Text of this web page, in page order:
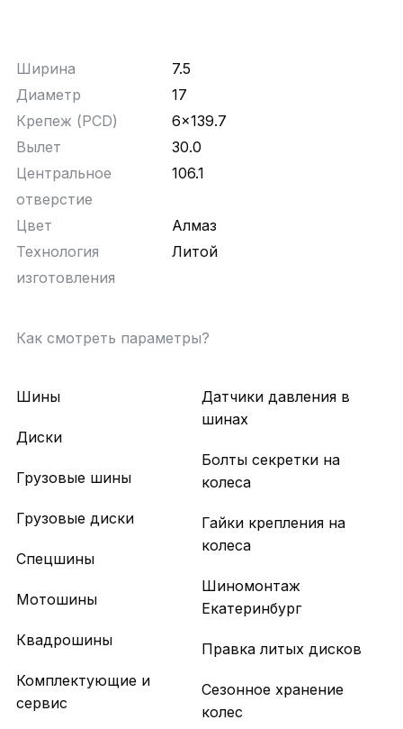
Ширина
7.5
Диаметр
17
Крепеж (PCD)
6x139.7
Вылет
30.0
Центральное
отверстие
106.1
Цвет
Алмаз
Технология
изготовления
Литой
Как смотреть параметры?
Шины
Диски
Грузовые шины
Грузовые диски
Спецшины
Мотошины
Квадрошины
Комплектующие и
сервис
Датчики давления в
шинах
Болты секретки на
колеса
Гайки крепления на
колеса
Шиномонтаж
Екатеринбург
Правка литых дисков
Сезонное хранение
колес